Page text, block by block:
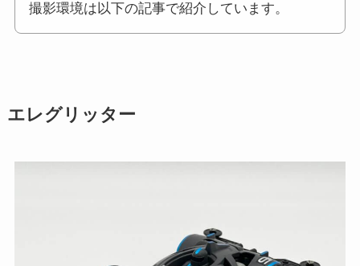
撮影環境は以下の記事で紹介しています。
エレグリッター